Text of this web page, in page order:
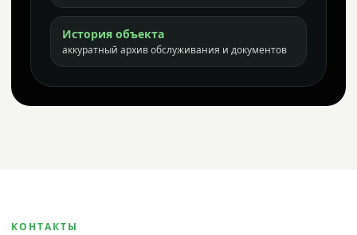
История объекта
аккуратный архив обслуживания и документов
КОНТАКТЫ